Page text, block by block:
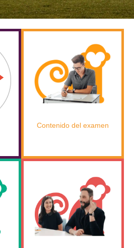
Contenido del examen